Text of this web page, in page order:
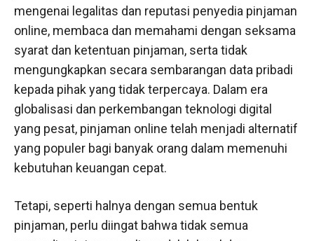
mengenai legalitas dan reputasi penyedia pinjaman
online, membaca dan memahami dengan seksama
syarat dan ketentuan pinjaman, serta tidak
mengungkapkan secara sembarangan data pribadi
kepada pihak yang tidak terpercaya. Dalam era
globalisasi dan perkembangan teknologi digital
yang pesat, pinjaman online telah menjadi alternatif
yang populer bagi banyak orang dalam memenuhi
kebutuhan keuangan cepat.
Tetapi, seperti halnya dengan semua bentuk
pinjaman, perlu diingat bahwa tidak semua